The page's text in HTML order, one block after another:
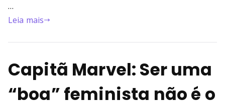
…
Leia mais
Capitã Marvel: Ser uma
“boa” feminista não é o